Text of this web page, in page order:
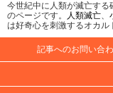
今世紀中に人類が滅亡する
のページです。
人類滅亡、
は好奇心を刺激するオカ
記事へのお問い合